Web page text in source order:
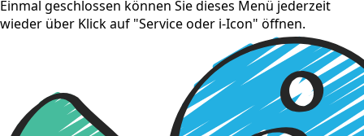
Einmal geschlossen können Sie dieses Menü jederzeit
wieder über Klick auf "Service oder i-Icon" öffnen.